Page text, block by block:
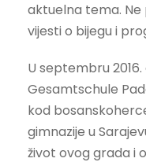
aktuelna tema.
vijesti o bijegu i
U septembru
Gesamtschule
kod
gimnazije u
život ovog grada i